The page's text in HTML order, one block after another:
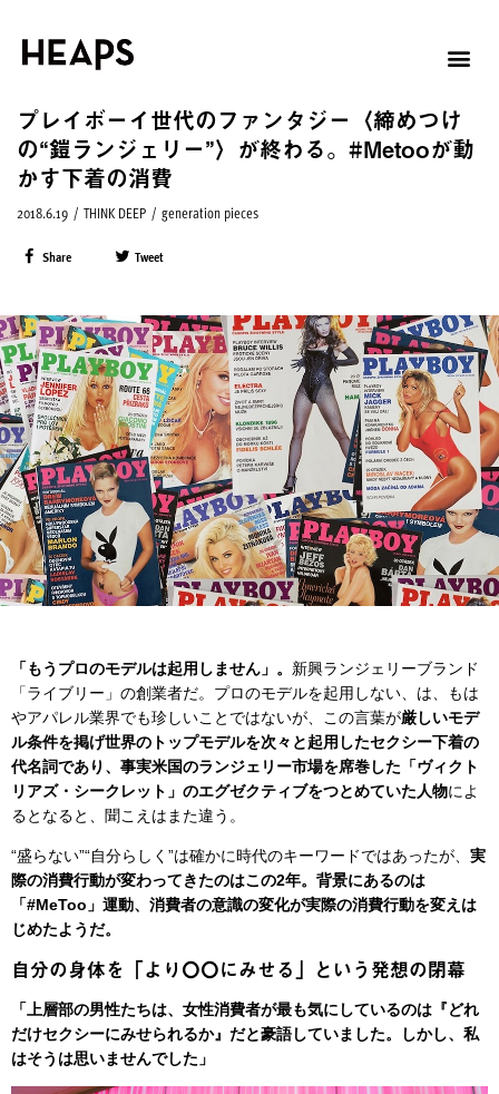
プレイボーイ世代のファンタジー〈締めつけ
の“鎧ランジェリー”〉が終わる。#Metooが動
かす下着の消費
2018.6.19 / THINK DEEP / generation pieces
Share Tweet
「もうプロのモデルは起用しません」。 新興ランジェリーブランド
「ライブリー」の創業者だ。プロのモデルを起用しない、は、もは
やアパレル業界でも珍しいことではないが、この言葉が厳しいモデ
ル条件を掲げ世界のトップモデルを次々と起用したセクシー下着の
代名詞であり、事実米国のランジェリー市場を席巻した「ヴィクト
リアズ・シークレット」のエグゼクティブをつとめていた人物によ
るとなると、聞こえはまた違う。
“盛らない”“自分らしく”は確かに時代のキーワードではあったが、 実
際の消費行動が変わってきたのはこの2年。背景にあるのは
「#MeToo」運動、消費者の意識の変化が実際の消費行動を変えは
じめたようだ。
自分の身体を「より〇〇にみせる」という発想の閉幕
「上層部の男性たちは、女性消費者が最も気にしているのは『どれ
だけセクシーにみせられるか』だと豪語していました。しかし、私
はそうは思いませんでした」